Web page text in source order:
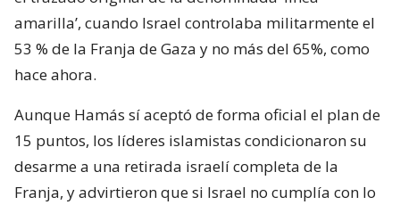
amarilla’, cuando Israel controlaba militarmente el
53 % de la Franja de Gaza y no más del 65%, como
hace ahora.
Aunque Hamás sí aceptó de forma oficial el plan de
15 puntos, los líderes islamistas condicionaron su
desarme a una retirada israelí completa de la
Franja, y advirtieron que si Israel no cumplía con lo